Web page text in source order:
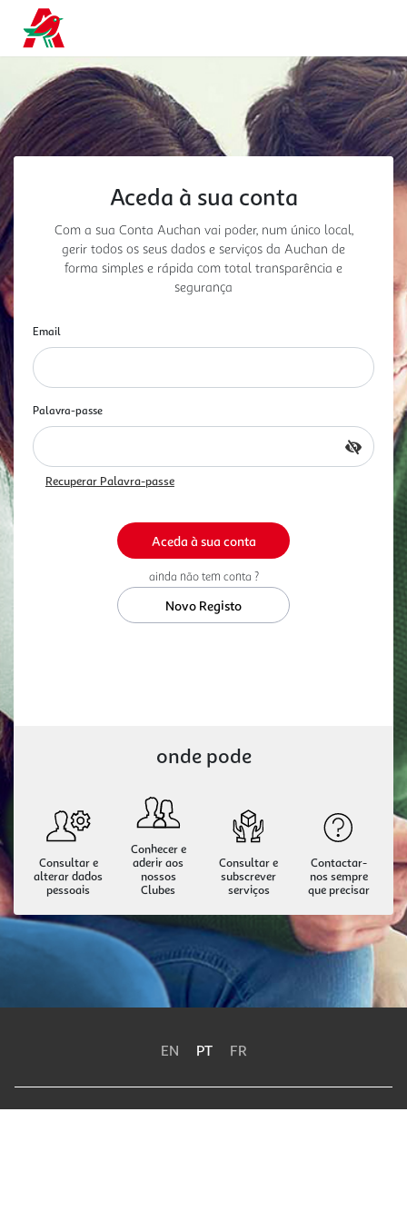
Aceda à sua conta
Com a sua Conta Auchan vai poder, num único local,
gerir todos os seus dados e serviços da Auchan de
forma simples e rápida com total transparência e
segurança
Email
Palavra-passe
Recuperar Palavra-passe
ainda não tem conta ?
Novo Registo
onde pode
Consultar e
alterar dados
pessoais
Conhecer e
aderir aos
nossos
Clubes
Consultar e
subscrever
serviços
Contactar-
nos sempre
que precisar
EN PT FR
Política de Privacidade